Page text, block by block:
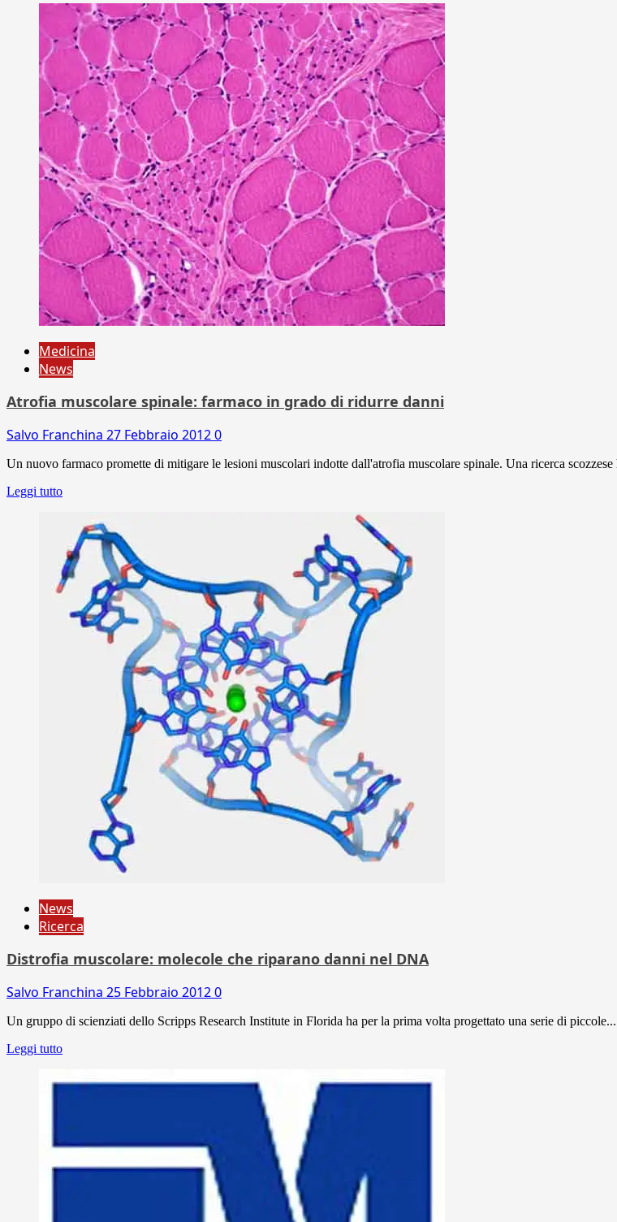
Medicina
News
Atrofia muscolare spinale: farmaco in grado di ridurre danni
Salvo Franchina 27 Febbraio 20120
Un nuovo farmaco promette di mitigare le lesioni muscolari indotte dall'atrofia muscolare spinale. Una ricerca scozzese
Leggi tutto
News
Ricerca
Distrofia muscolare: molecole che riparano danni nel DNA
Salvo Franchina 25 Febbraio 20120
Un gruppo di scienziati dello Scripps Research Institute in Florida ha per la prima volta progettato una serie di piccole...
Leggi tutto